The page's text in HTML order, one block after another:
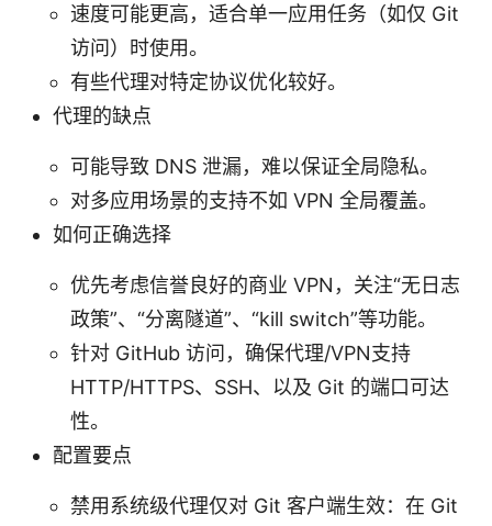
速度可能更高，适合单一应用任务（如仅 Git
访问）时使用。
有些代理对特定协议优化较好。
代理的缺点
可能导致 DNS 泄漏，难以保证全局隐私。
对多应用场景的支持不如 VPN 全局覆盖。
如何正确选择
优先考虑信誉良好的商业 VPN，关注“无日志
政策”、“分离隧道”、“kill switch”等功能。
针对 GitHub 访问，确保代理/VPN支持
HTTP/HTTPS、SSH、以及 Git 的端口可达
性。
配置要点
禁用系统级代理仅对 Git 客户端生效：在 Git